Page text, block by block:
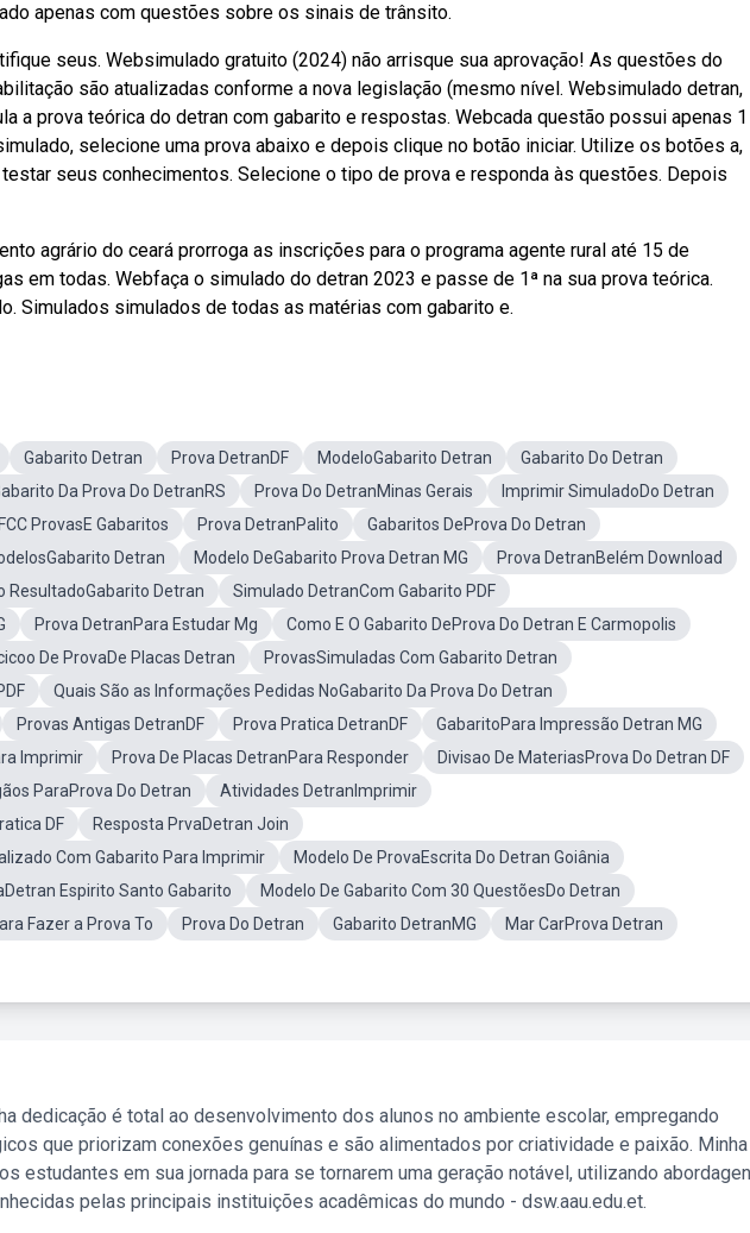
apenas com questões sobre os sinais de trânsito.
seus. Websimulado gratuito (2024) não arrisque sua aprovação! As questões do
são atualizadas conforme a nova legislação (mesmo nível. Websimulado detran,
a prova teórica do detran com gabarito e respostas. Webcada questão possui apenas 1
selecione uma prova abaixo e depois clique no botão iniciar. Utilize os botões a,
testar seus conhecimentos. Selecione o tipo de prova e responda às questões. Depois
agrário do ceará prorroga as inscrições para o programa agente rural até 15 de
em todas. Webfaça o simulado do detran 2023 e passe de 1ª na sua prova teórica.
Simulados simulados de todas as matérias com gabarito e.
Gabarito Detran Prova DetranDF ModeloGabarito Detran
Gabarito Do Detran
Da Prova Do DetranRS Prova Do DetranMinas Gerais
Imprimir SimuladoDo Detran
FCC ProvasE Gabaritos Prova DetranPalito
Gabaritos DeProva Do Detran
Detran Modelo DeGabarito Prova Detran MG
Prova DetranBelém Download
ResultadoGabarito Detran
Simulado DetranCom Gabarito PDF
Prova DetranPara Estudar Mg
Como E O Gabarito DeProva Do Detran E Carmopolis
De ProvaDe Placas Detran
ProvasSimuladas Com Gabarito Detran
Quais São as Informações Pedidas NoGabarito Da Prova Do Detran
Provas Antigas DetranDF Prova Pratica DetranDF
GabaritoPara Impressão Detran MG
Imprimir
Prova De Placas DetranPara Responder
Divisao De MateriasProva Do Detran DF
ParaProva Do Detran
Atividades DetranImprimir
DF
Resposta PrvaDetran Join
Com Gabarito Para Imprimir
Modelo De ProvaEscrita Do Detran Goiânia
Espirito Santo Gabarito
Modelo De Gabarito Com 30 QuestõesDo Detran
Fazer a Prova To
Prova Do Detran Gabarito DetranMG
Mar CarProva Detran
dedicação é total ao desenvolvimento dos alunos no ambiente escolar, empregando
que priorizam conexões genuínas e são alimentados por criatividade e paixão. Minha
estudantes em sua jornada para se tornarem uma geração notável, utilizando
pelas principais instituições acadêmicas do mundo - dsw.aau.edu.et.